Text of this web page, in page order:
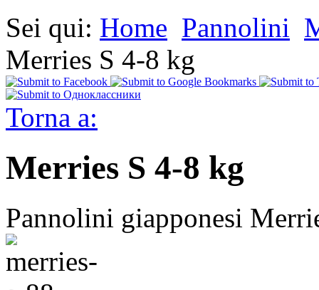
Sei qui: Home Pannolini
Merries S 4-8 kg
Torna a:
Merries S 4-8 kg
Pannolini giapponesi